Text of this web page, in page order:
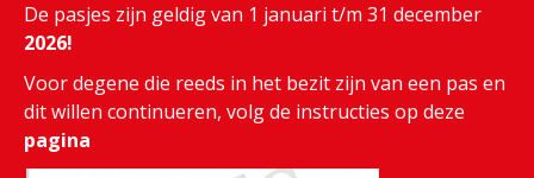
De pasjes zijn geldig van 1 januari t/m 31 december
2026!
Voor degene die reeds in het bezit zijn van een pas en
dit willen continueren, volg de instructies op deze
pagina